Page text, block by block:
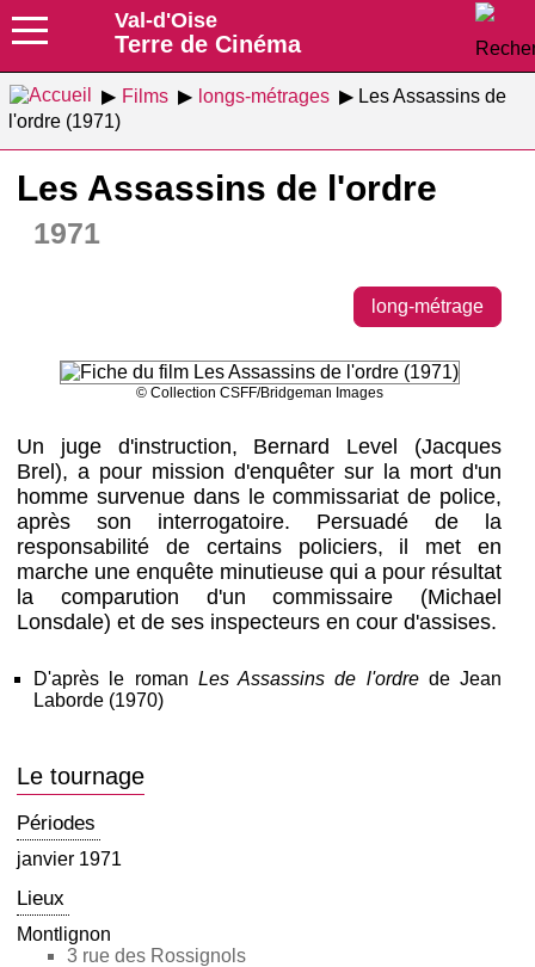
Val-d'Oise
Terre de Cinéma
Films longs-métrages
Les Assassins de
l'ordre (1971)
Les Assassins de l'ordre
1971
long-métrage
© Collection CSFF/Bridgeman Images
Un juge d'instruction, Bernard Level (Jacques
Brel), a pour mission d'enquêter sur la mort d'un
homme survenue dans le commissariat de police,
après son interrogatoire. Persuadé de la
responsabilité de certains policiers, il met en
marche une enquête minutieuse qui a pour résultat
la comparution d'un commissaire (Michael
Lonsdale) et de ses inspecteurs en cour d'assises.
D'après le roman Les Assassins de l'ordrede Jean
Laborde (1970)
Le tournage
Périodes
janvier 1971
Lieux
Montlignon
3 rue des Rossignols